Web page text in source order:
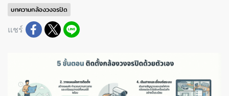
บทความกล้องวงจรปิด
แชร์